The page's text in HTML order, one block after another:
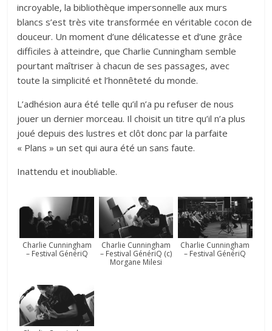
incroyable, la bibliothèque impersonnelle aux murs
blancs s’est très vite transformée en véritable cocon de
douceur. Un moment d’une délicatesse et d’une grâce
difficiles à atteindre, que Charlie Cunningham semble
pourtant maîtriser à chacun de ses passages, avec
toute la simplicité et l’honnêteté du monde.
L’adhésion aura été telle qu’il n’a pu refuser de nous
jouer un dernier morceau. Il choisit un titre qu’il n’a plus
joué depuis des lustres et clôt donc par la parfaite
« Plans » un set qui aura été un sans faute.
Inattendu et inoubliable.
Charlie Cunningham
– Festival GénériQ
Charlie Cunningham
– Festival GénériQ (c)
Morgane Milesi
Charlie Cunningham
– Festival GénériQ